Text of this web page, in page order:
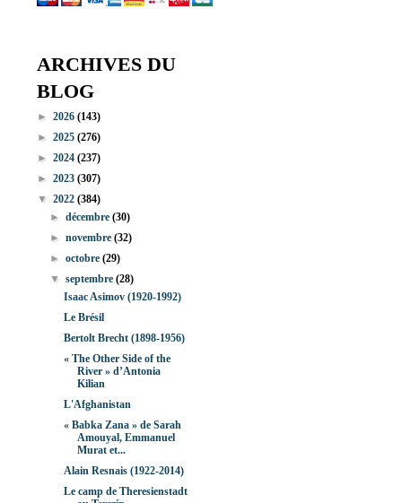
ARCHIVES DU
BLOG
► 2026 (143)
► 2025 (276)
► 2024 (237)
► 2023 (307)
▼ 2022 (384)
►décembre(30)
►novembre(32)
►octobre(29)
▼septembre(28)
Isaac Asimov (1920-1992)
Le Brésil
Bertolt Brecht (1898-1956)
« The Other Side of the
River » d’Antonia
Kilian
L'Afghanistan
« Babka Zana » de Sarah
Amouyal, Emmanuel
Murat et...
Alain Resnais (1922-2014)
Le camp de Theresienstadt